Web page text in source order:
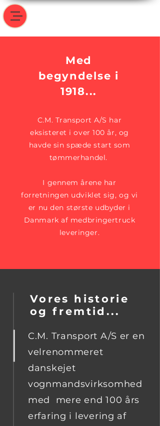
Med
begyndelse i
1918...
C.M. Transport A/S har
eksisteret i over 100 år, og
havde sin spæde start som
tømmerhandel.
I gennem årene har
forretningen udviklet sig, og vi
er nu den største udbyder i
Danmark af medbringertruck
leveringer.
Vores historie
og fremtid...
C.M. Transport A/S er en
velrenommeret
danskejet
vognmandsvirksomhed
med mere end 100 års
erfaring i levering af